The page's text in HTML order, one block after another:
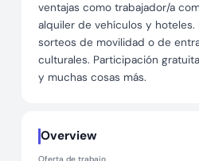
ventajas como trabajador/a
alquiler de vehículos y hoteles.
sorteos de movilidad o de
culturales. Participación
y muchas cosas más.
Overview